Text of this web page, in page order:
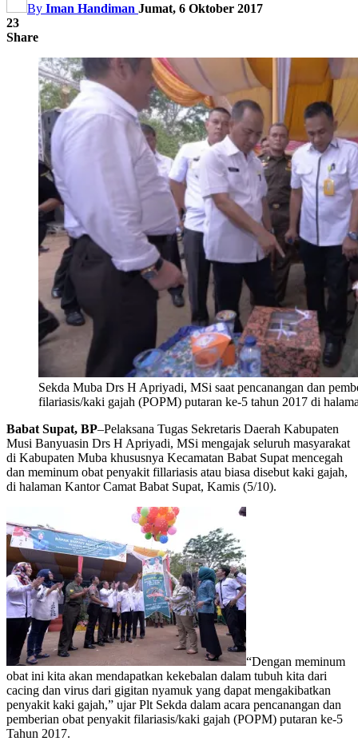
By Iman Handiman Jumat, 6 Oktober 2017
23
Share
Sekda Muba Drs H Apriyadi, MSi saat pencanangan dan
filariasis/kaki gajah (POPM) putaran ke-5 tahun 2017 di
Babat Supat, BP–Pelaksana Tugas Sekretaris Daerah Kabupaten
Musi Banyuasin Drs H Apriyadi, MSi mengajak seluruh masyarakat
di Kabupaten Muba khususnya Kecamatan Babat Supat mencegah
dan meminum obat penyakit fillariasis atau biasa disebut kaki gajah,
di halaman Kantor Camat Babat Supat, Kamis (5/10).
“Dengan meminum
obat ini kita akan mendapatkan kekebalan dalam tubuh kita dari
cacing dan virus dari gigitan nyamuk yang dapat mengakibatkan
penyakit kaki gajah,” ujar Plt Sekda dalam acara pencanangan dan
pemberian obat penyakit filariasis/kaki gajah (POPM) putaran ke-5
Tahun 2017.